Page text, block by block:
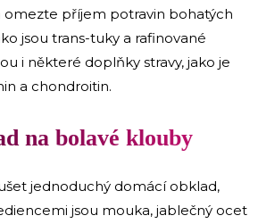
omezte příjem potravin bohatých
jsou trans-tuky a rafinované
i některé doplňky stravy, jako je
a chondroitin.
na bolavé klouby
jednoduchý domácí obklad,
jsou mouka, jablečný ocet